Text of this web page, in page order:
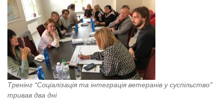
Тренінг “Соціалізація та інтеграція ветеранів у суспільство”
тривав два дні